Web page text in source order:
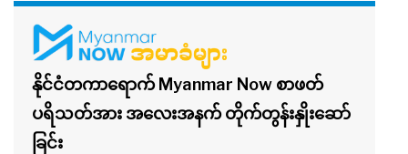
နိုင်ငံတကာရောက် Myanmar Now စာဖတ်
ပရိသတ်အား အလေးအနက် တိုက်တွန်းနှိုးဆော်
ခြင်း